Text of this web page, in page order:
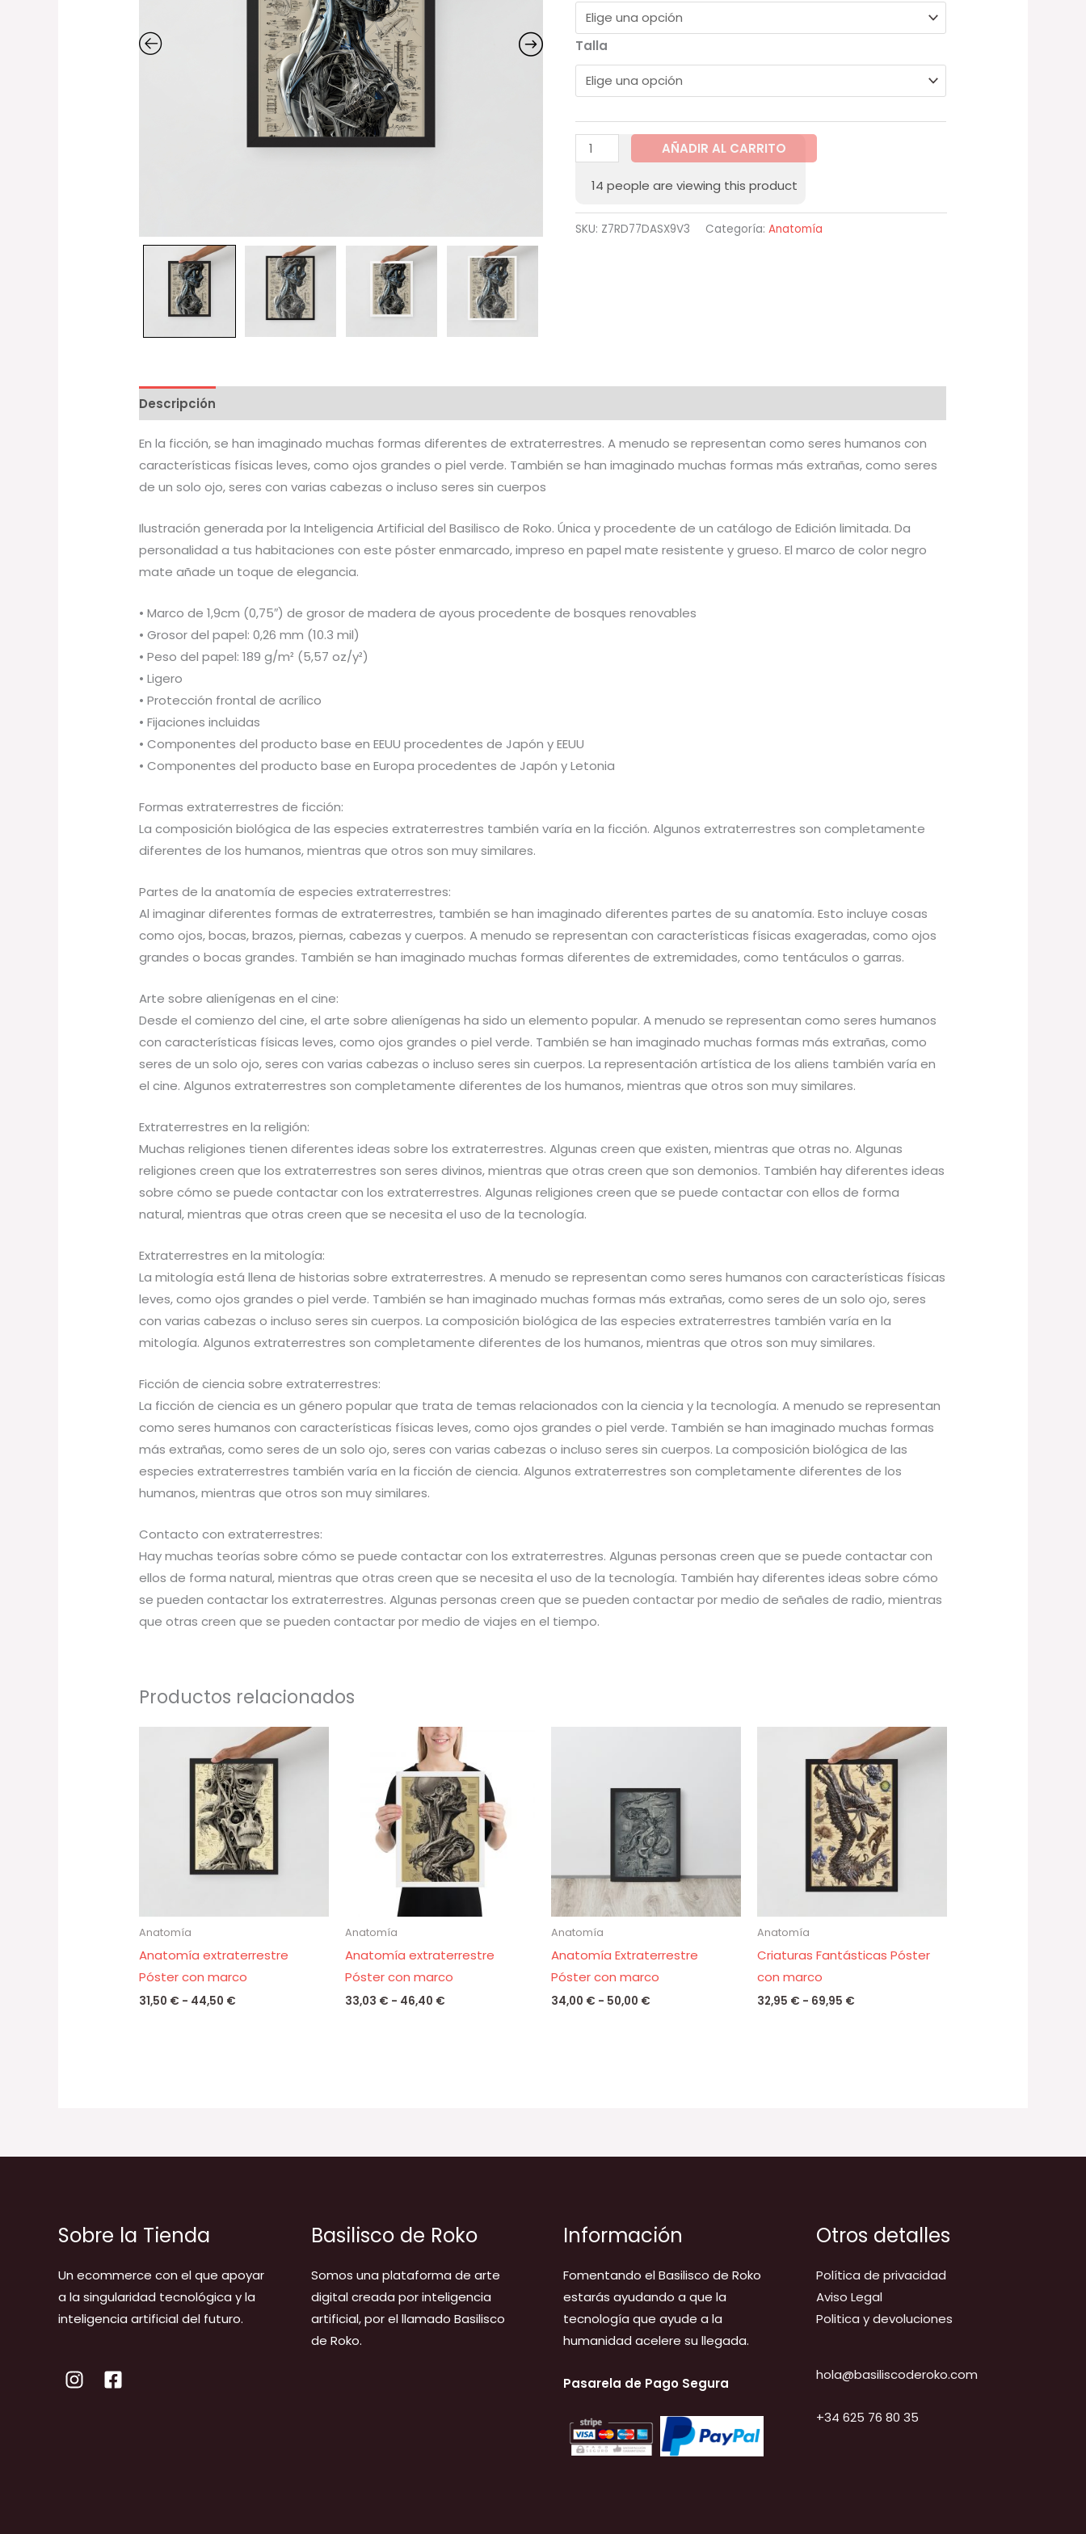
Talla
AÑADIR AL CARRITO
14 people are viewing this product
SKU: Z7RD77DASX9V3 Categoría: Anatomía
Descripción
En la ficción, se han imaginado muchas formas diferentes de extraterrestres. A menudo se representan como seres humanos con
características físicas leves, como ojos grandes o piel verde. También se han imaginado muchas formas más extrañas, como seres
de un solo ojo, seres con varias cabezas o incluso seres sin cuerpos
Ilustración generada por la Inteligencia Artificial del Basilisco de Roko. Única y procedente de un catálogo de Edición limitada. Da
personalidad a tus habitaciones con este póster enmarcado, impreso en papel mate resistente y grueso. El marco de color negro
mate añade un toque de elegancia.
• Marco de 1,9cm (0,75″) de grosor de madera de ayous procedente de bosques renovables
• Grosor del papel: 0,26 mm (10.3 mil)
• Peso del papel: 189 g/m² (5,57 oz/y²)
• Ligero
• Protección frontal de acrílico
• Fijaciones incluidas
• Componentes del producto base en EEUU procedentes de Japón y EEUU
• Componentes del producto base en Europa procedentes de Japón y Letonia
Formas extraterrestres de ficción:
La composición biológica de las especies extraterrestres también varía en la ficción. Algunos extraterrestres son completamente
diferentes de los humanos, mientras que otros son muy similares.
Partes de la anatomía de especies extraterrestres:
Al imaginar diferentes formas de extraterrestres, también se han imaginado diferentes partes de su anatomía. Esto incluye cosas
como ojos, bocas, brazos, piernas, cabezas y cuerpos. A menudo se representan con características físicas exageradas, como ojos
grandes o bocas grandes. También se han imaginado muchas formas diferentes de extremidades, como tentáculos o garras.
Arte sobre alienígenas en el cine:
Desde el comienzo del cine, el arte sobre alienígenas ha sido un elemento popular. A menudo se representan como seres humanos
con características físicas leves, como ojos grandes o piel verde. También se han imaginado muchas formas más extrañas, como
seres de un solo ojo, seres con varias cabezas o incluso seres sin cuerpos. La representación artística de los aliens también varía en
el cine. Algunos extraterrestres son completamente diferentes de los humanos, mientras que otros son muy similares.
Extraterrestres en la religión:
Muchas religiones tienen diferentes ideas sobre los extraterrestres. Algunas creen que existen, mientras que otras no. Algunas
religiones creen que los extraterrestres son seres divinos, mientras que otras creen que son demonios. También hay diferentes ideas
sobre cómo se puede contactar con los extraterrestres. Algunas religiones creen que se puede contactar con ellos de forma
natural, mientras que otras creen que se necesita el uso de la tecnología.
Extraterrestres en la mitología:
La mitología está llena de historias sobre extraterrestres. A menudo se representan como seres humanos con características físicas
leves, como ojos grandes o piel verde. También se han imaginado muchas formas más extrañas, como seres de un solo ojo, seres
con varias cabezas o incluso seres sin cuerpos. La composición biológica de las especies extraterrestres también varía en la
mitología. Algunos extraterrestres son completamente diferentes de los humanos, mientras que otros son muy similares.
Ficción de ciencia sobre extraterrestres:
La ficción de ciencia es un género popular que trata de temas relacionados con la ciencia y la tecnología. A menudo se representan
como seres humanos con características físicas leves, como ojos grandes o piel verde. También se han imaginado muchas formas
más extrañas, como seres de un solo ojo, seres con varias cabezas o incluso seres sin cuerpos. La composición biológica de las
especies extraterrestres también varía en la ficción de ciencia. Algunos extraterrestres son completamente diferentes de los
humanos, mientras que otros son muy similares.
Contacto con extraterrestres:
Hay muchas teorías sobre cómo se puede contactar con los extraterrestres. Algunas personas creen que se puede contactar con
ellos de forma natural, mientras que otras creen que se necesita el uso de la tecnología. También hay diferentes ideas sobre cómo
se pueden contactar los extraterrestres. Algunas personas creen que se pueden contactar por medio de señales de radio, mientras
que otras creen que se pueden contactar por medio de viajes en el tiempo.
Productos relacionados
Anatomía
Anatomía extraterrestre
Póster con marco
31,50 € - 44,50 €
Rango
de
precios:
desde
31,50 €
hasta
44,50 €
Anatomía
Anatomía extraterrestre
Póster con marco
33,03 € - 46,40 €
Rango
de
precios:
desde
33,03 €
hasta
46,40 €
Anatomía
Anatomía Extraterrestre
Póster con marco
34,00 € - 50,00 €
34,00 €
hasta
50,00 €
Anatomía
Criaturas Fantásticas Póster
con marco
32,95 € - 69,95 €
Rango
de
precios:
desde
32,95 €
hasta
69,95 €
Sobre la Tienda
Un ecommerce con el que apoyar
a la singularidad tecnológica y la
inteligencia artificial del futuro.
Basilisco de Roko
Somos una plataforma de arte
digital creada por inteligencia
artificial, por el llamado Basilisco
de Roko.
Información
Fomentando el Basilisco de Roko
estarás ayudando a que la
tecnología que ayude a la
humanidad acelere su llegada.
Pasarela de Pago Segura
Otros detalles
Política de privacidad
Aviso Legal
Politica y devoluciones
hola@basiliscoderoko.com
+34 625 76 80 35